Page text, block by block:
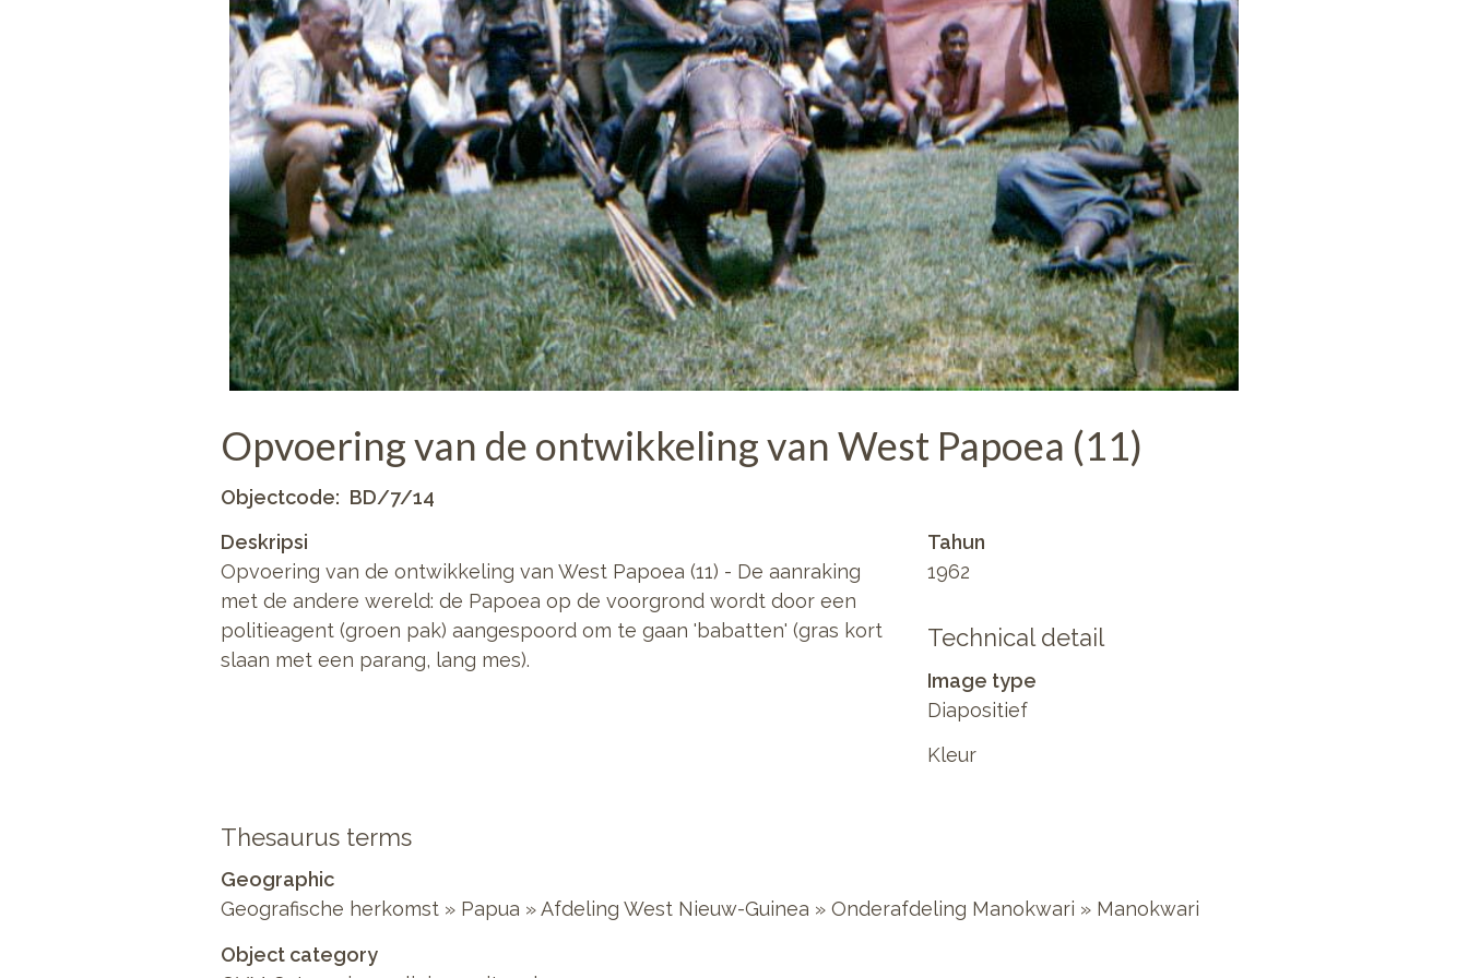
Opvoering van de ontwikkeling van West Papoea (11)
Objectcode
BD/7/14
Deskripsi
Opvoering van de ontwikkeling van West Papoea (11) - De aanraking
met de andere wereld: de Papoea op de voorgrond wordt door een
politieagent (groen pak) aangespoord om te gaan 'babatten' (gras kort
slaan met een parang, lang mes).
Tahun
1962
Technical detail
Image type
Diapositief
Kleur
Thesaurus terms
Geographic
Geografische herkomst » Papua » Afdeling West Nieuw-Guinea » Onderafdeling Manokwari » Manokwari
Object category